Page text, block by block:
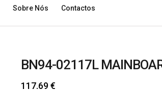
Sobre Nós Contactos
BN94-02117L
117.69€